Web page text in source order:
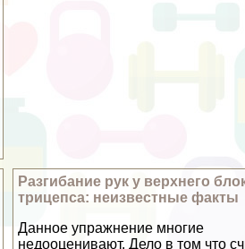
Разгибание рук у верхнего
трицепса: неизвестные факты
Данное упражнение многие
недооценивают. Дело в том что